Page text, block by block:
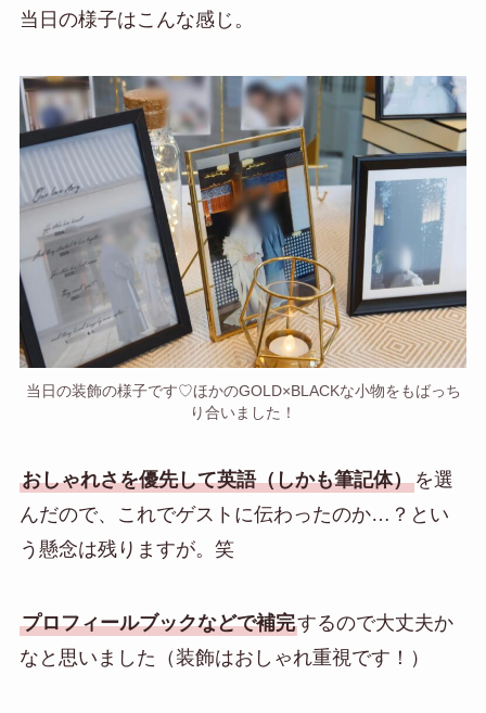
当日の様子はこんな感じ。
当日の装飾の様子です♡ほかのGOLD×BLACKな小物をもばっち
り合いました！
おしゃれさを優先して英語（しかも筆記体）を選
んだので、これでゲストに伝わったのか…？とい
う懸念は残りますが。笑
プロフィールブックなどで補完するので大丈夫か
なと思いました（装飾はおしゃれ重視です！）